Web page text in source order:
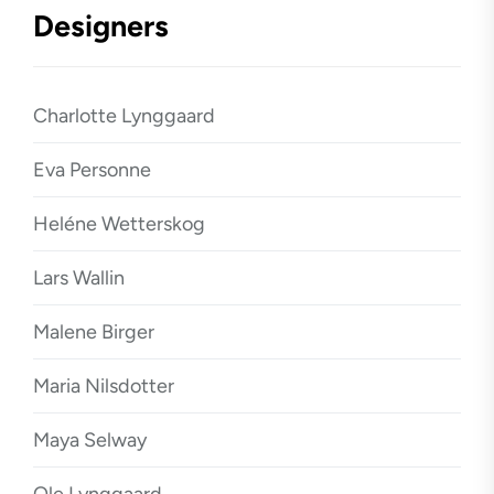
Designers
Charlotte Lynggaard
Eva Personne
Heléne Wetterskog
Lars Wallin
Malene Birger
Maria Nilsdotter
Maya Selway